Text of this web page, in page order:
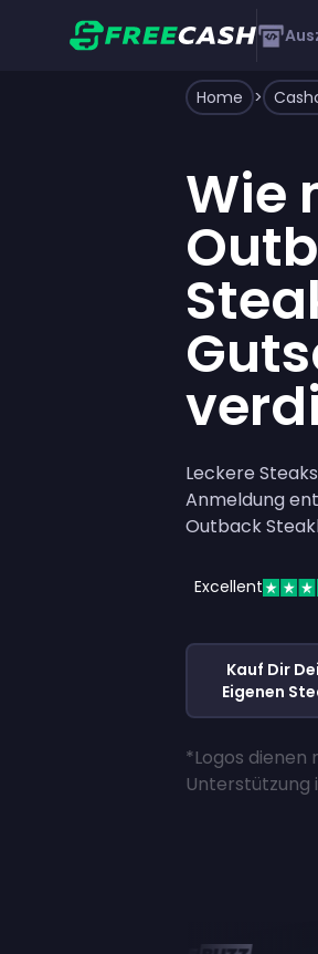
Home >
Wie
Leckere
Anmeldung
Outback
Excellent
Kauf Dir
Eigenen
*Logos dienen
Unterstützung